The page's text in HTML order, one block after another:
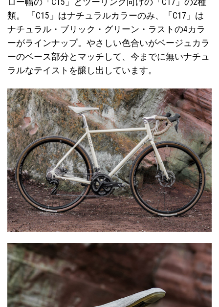
ロー幅の「C15」とツーリング向けの「C17」の2種
類。 「C15」はナチュラルカラーのみ、「C17」は
ナチュラル・ブリック・グリーン・ラストの4カラ
ーがラインナップ。やさしい色合いがベージュカラ
ーのベース部分とマッチして、今までに無いナチュ
ラルなテイストを醸し出しています。